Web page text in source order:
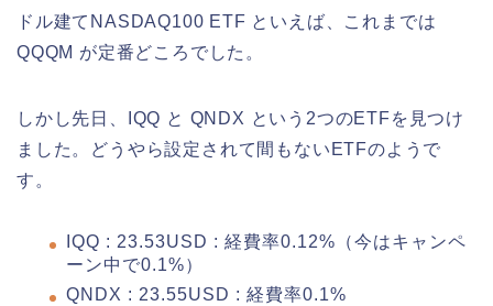
ドル建てNASDAQ100 ETF といえば、これまでは
QQQM が定番どころでした。
しかし先日、IQQ と QNDX という2つのETFを見つけ
ました。どうやら設定されて間もないETFのようで
す。
IQQ : 23.53USD : 経費率0.12%（今はキャンペ
ーン中で0.1%）
QNDX : 23.55USD : 経費率0.1%